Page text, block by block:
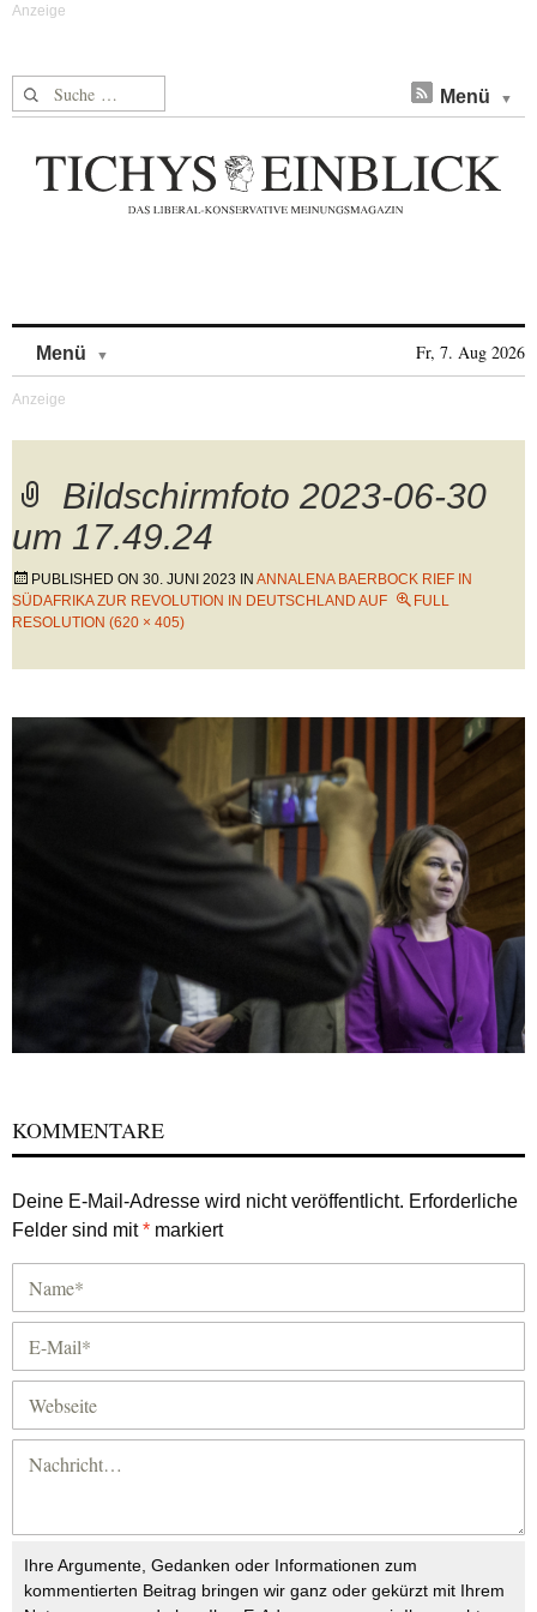
Suche nach: Menü
Menü Fr, 7. Aug 2026
Bildschirmfoto 2023-06-30
um 17.49.24
PUBLISHED ON 30. JUNI 2023 IN ANNALENA BAERBOCK RIEF IN
SÜDAFRIKA ZUR REVOLUTION IN DEUTSCHLAND AUF
FULL
RESOLUTION (620 × 405)
KOMMENTARE
Deine E-Mail-Adresse wird nicht veröffentlicht. Erforderliche
Felder sind mit* markiert
Ihre Argumente, Gedanken oder Informationen zum
kommentierten Beitrag bringen wir ganz oder gekürzt mit Ihrem